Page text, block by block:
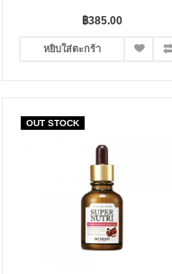
฿385.00
หยิบใส่ตะกร้า
OUT STOCK